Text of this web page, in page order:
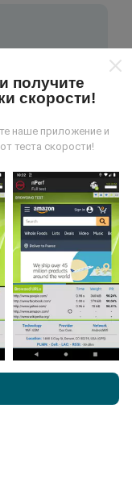
испытания,
Если вы
вам нужно
nPerf на свой
тем более
обновляются
в
получите
скорости!
наше приложение и
теста скорости!
на нашу
.